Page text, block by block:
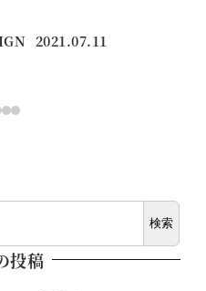
投稿日
2021.07.11
検索
投稿